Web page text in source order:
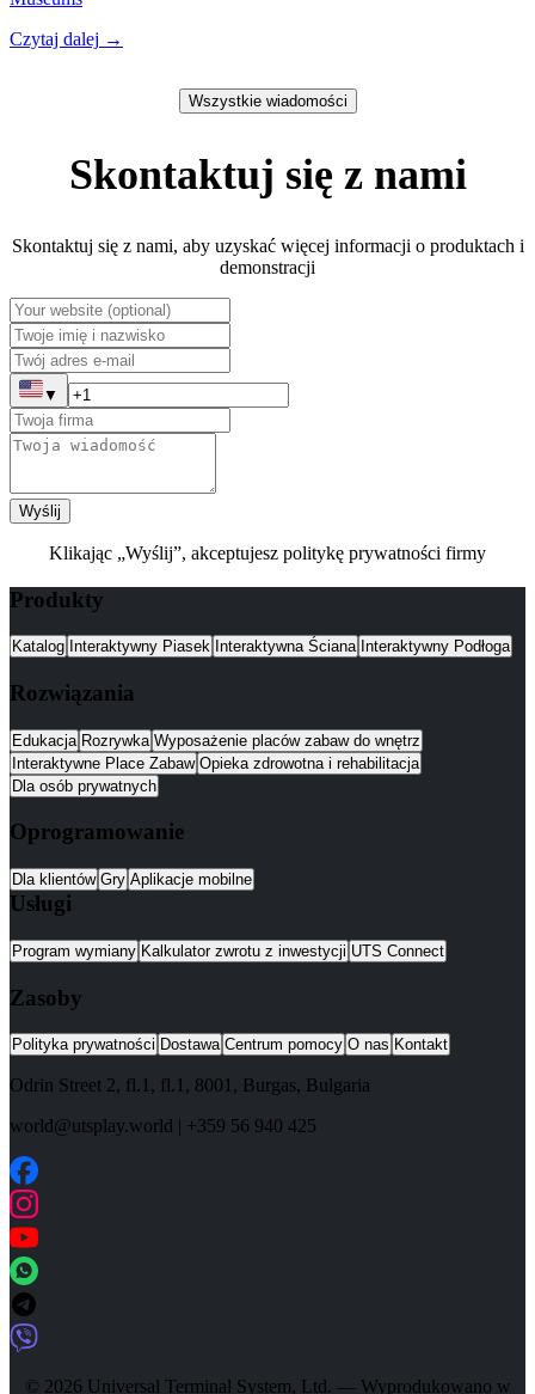
Czytaj dalej →
Wszystkie wiadomości
Skontaktuj się z nami
Skontaktuj się z nami, aby uzyskać więcej informacji o produktach i
demonstracji
▼
Wyślij
Klikając „Wyślij”, akceptujesz politykę prywatności firmy
Produkty
Katalog Interaktywny Piasek Interaktywna Ściana Interaktywny Podłoga
Rozwiązania
Edukacja Rozrywka Wyposażenie placów zabaw do wnętrz
Interaktywne Place Zabaw Opieka zdrowotna i rehabilitacja
Dla osób prywatnych
Oprogramowanie
Dla klientów Gry Aplikacje mobilne
Usługi
Program wymiany Kalkulator zwrotu z inwestycji UTS Connect
Zasoby
Polityka prywatności Dostawa Centrum pomocy O nas Kontakt
Odrin Street 2, fl.1 , fl.1, 8001 , Burgas, Bulgaria
world@utsplay.world | +359 56 940 425
© 2026 Universal Terminal System, Ltd. — Wyprodukowano w